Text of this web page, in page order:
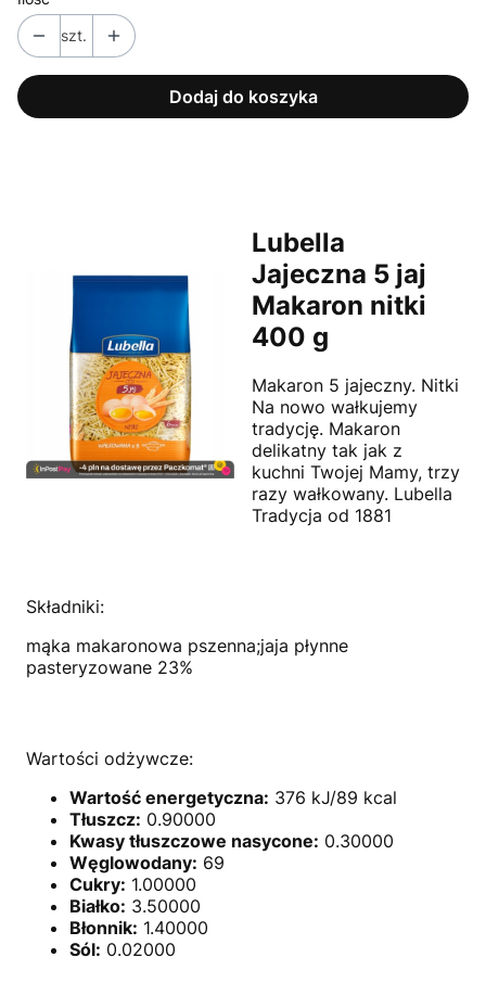
szt.
Dodaj do koszyka
Lubella
Jajeczna 5 jaj
Makaron nitki
400 g
Makaron 5 jajeczny. Nitki
Na nowo wałkujemy
tradycję. Makaron
delikatny tak jak z
kuchni Twojej Mamy, trzy
razy wałkowany. Lubella
Tradycja od 1881
Składniki:
mąka makaronowa pszenna;jaja płynne
pasteryzowane 23%
Wartości odżywcze:
Wartość energetyczna: 376 kJ/89 kcal
Tłuszcz: 0.90000
Kwasy tłuszczowe nasycone: 0.30000
Węglowodany: 69
Cukry: 1.00000
Białko: 3.50000
Błonnik: 1.40000
Sól: 0.02000